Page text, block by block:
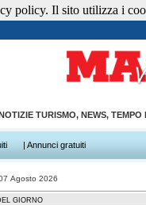
TURISMO, NEWS,
| Annunci gratuiti
Agosto 2026
GIORNO
policy. Il sito utilizza i